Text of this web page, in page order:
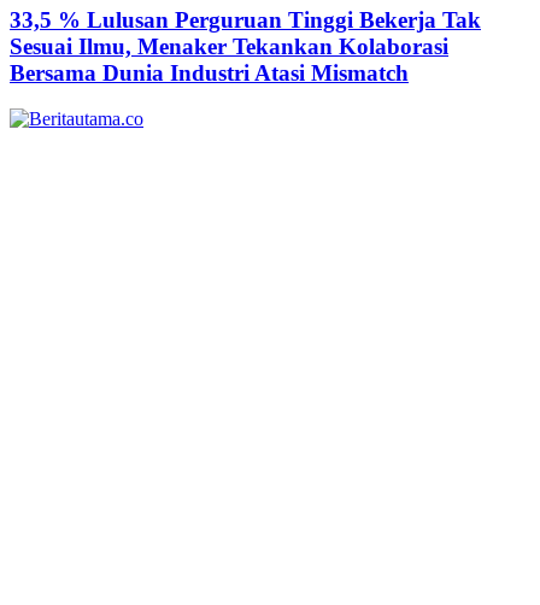
33,5 % Lulusan Perguruan Tinggi Bekerja Tak
Sesuai Ilmu, Menaker Tekankan Kolaborasi
Bersama Dunia Industri Atasi Mismatch